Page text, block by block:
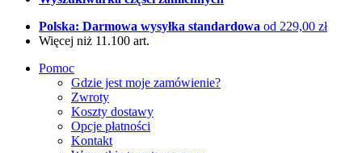
Polska: Darmowa wysyłka standardowa od 229,00 zł
Więcej niż 11.100 art.
Pomoc
Gdzie jest moje zamówienie?
Zwroty
Koszty dostawy
Opcje płatności
Kontakt